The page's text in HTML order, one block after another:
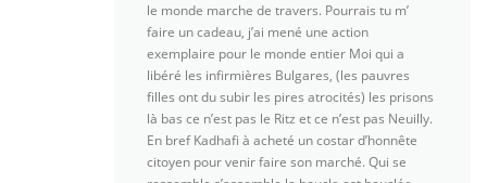
le monde marche de travers. Pourrais tu m’
faire un cadeau, j’ai mené une action
exemplaire pour le monde entier Moi qui a
libéré les infirmières Bulgares, (les pauvres
filles ont du subir les pires atrocités) les prisons
là bas ce n’est pas le Ritz et ce n’est pas Neuilly.
En bref Kadhafi à acheté un costar d’honnête
citoyen pour venir faire son marché. Qui se